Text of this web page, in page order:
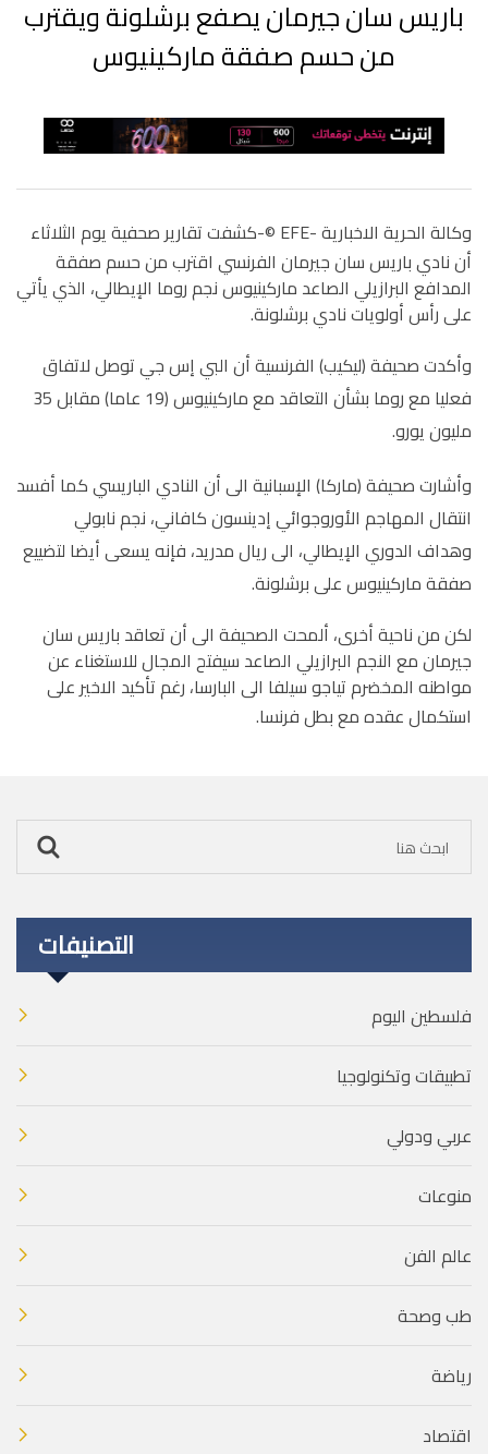
باريس سان جيرمان يصفع برشلونة ويقترب
من حسم صفقة ماركينيوس
وكالة الحرية الاخبارية -EFE ©-
كشفت تقارير صحفية يوم الثلاثاء
أن نادي باريس سان جيرمان الفرنسي اقترب من حسم صفقة
المدافع البرازيلي الصاعد ماركينيوس نجم روما الإيطالي، الذي يأتي
على رأس أولويات نادي برشلونة.
وأكدت صحيفة (ليكيب) الفرنسية أن البي إس جي توصل لاتفاق
فعليا مع روما بشأن التعاقد مع ماركينيوس (19 عاما) مقابل 35
مليون يورو.
وأشارت صحيفة (ماركا) الإسبانية الى أن النادي الباريسي كما أفسد
انتقال المهاجم الأوروجوائي إدينسون كافاني، نجم نابولي
وهداف الدوري الإيطالي، الى ريال مدريد، فإنه يسعى أيضا لتضييع
صفقة ماركينيوس على برشلونة.
لكن من ناحية أخرى، ألمحت الصحيفة الى أن تعاقد باريس سان
جيرمان مع النجم البرازيلي الصاعد سيفتح المجال للاستغناء عن
مواطنه المخضرم تياجو سيلفا الى البارسا، رغم تأكيد الاخير على
استكمال عقده مع بطل فرنسا.
التصنيفات
فلسطين اليوم
تطبيقات وتكنولوجيا
عربي ودولي
منوعات
عالم الفن
طب وصحة
رياضة
اقتصاد